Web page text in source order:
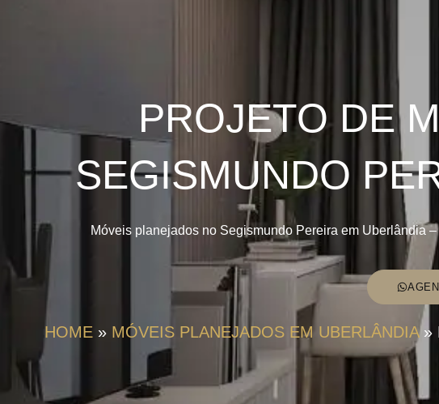
PROJETO DE
SEGISMUNDO
Móveis planejados no Segismundo Pereira em Uberlândia
HOME» MÓVEIS PLANEJADOS EM UBERLÂNDIA»